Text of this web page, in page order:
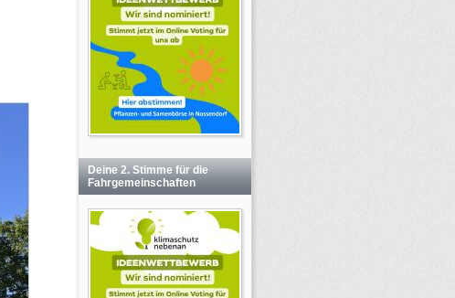
Deine 2. Stimme für die
Fahrgemeinschaften